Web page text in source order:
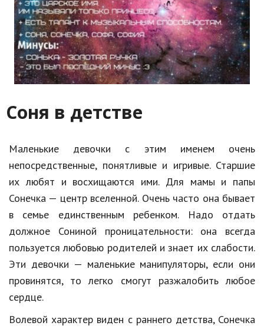
Соня в детстве
Маленькие девочки с этим именем очень
непосредственные, понятливые и игривые. Старшие
их любят и восхищаются ими. Для мамы и папы
Сонечка — центр вселенной. Очень часто она бывает
в семье единственным ребенком. Надо отдать
должное Сониной проницательности: она всегда
пользуется любовью родителей и знает их слабости.
Эти девочки — маленькие манипуляторы, если они
провинятся, то легко смогут разжалобить любое
сердце.
Волевой характер виден с раннего детства, Сонечка